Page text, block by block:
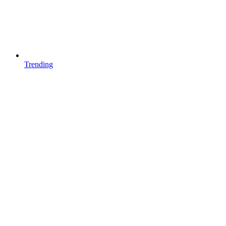
Trending